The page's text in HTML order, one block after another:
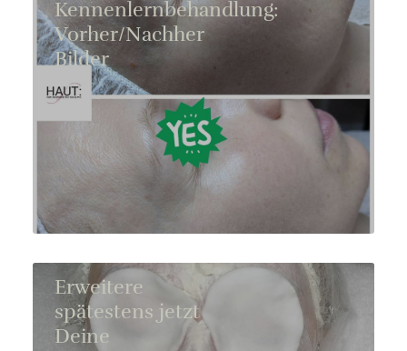
Kennenlernbehandlung:
Vorher/Nachher
Bilder
Erweitere
spätestens jetzt
Deine